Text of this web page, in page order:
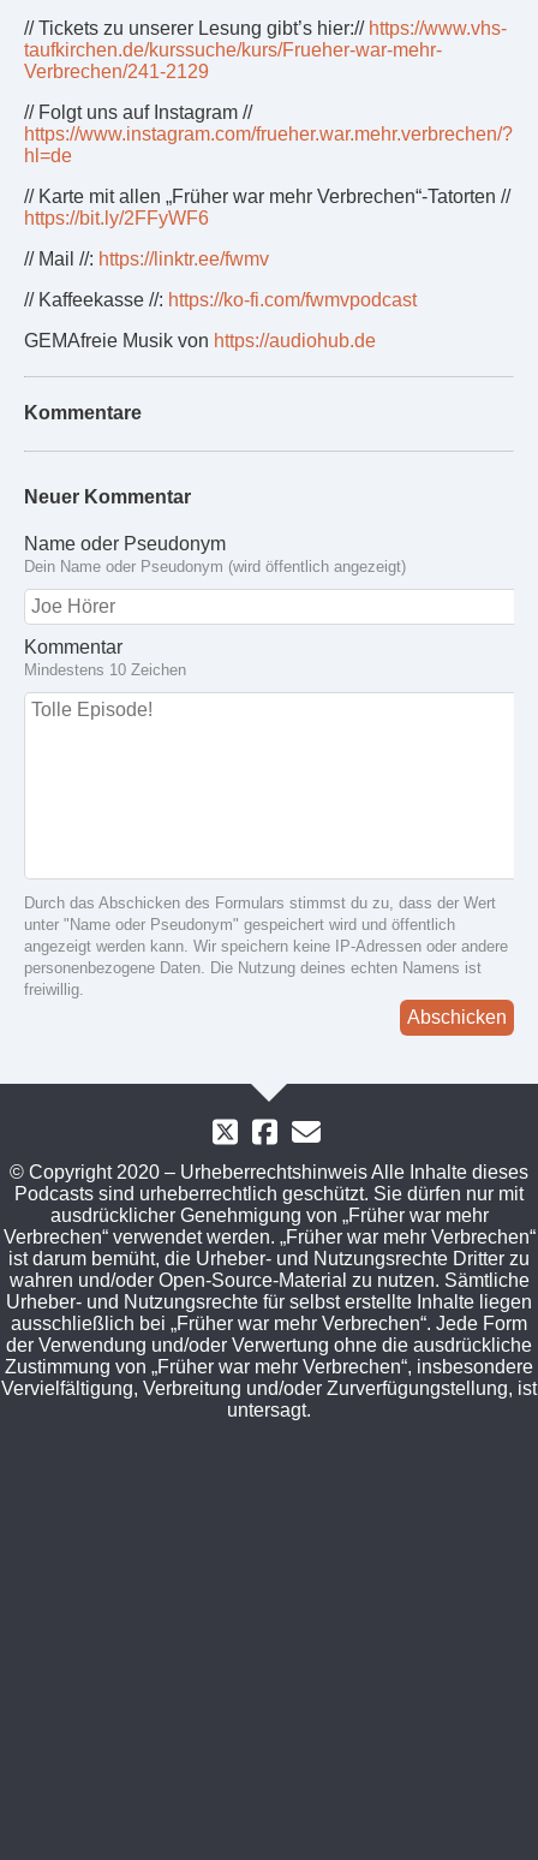
// Tickets zu unserer Lesung gibt’s hier:// https://www.vhs-
taufkirchen.de/kurssuche/kurs/Frueher-war-mehr-
Verbrechen/241-2129
// Folgt uns auf Instagram //
https://www.instagram.com/frueher.war.mehr.verbrechen/?
hl=de
// Karte mit allen „Früher war mehr Verbrechen“-Tatorten //
https://bit.ly/2FFyWF6
// Mail //: https://linktr.ee/fwmv
// Kaffeekasse //: https://ko-fi.com/fwmvpodcast
GEMAfreie Musik von https://audiohub.de
Kommentare
Neuer Kommentar
Name oder Pseudonym
Dein Name oder Pseudonym (wird öffentlich angezeigt)
Kommentar
Mindestens 10 Zeichen
Durch das Abschicken des Formulars stimmst du zu, dass der Wert
unter "Name oder Pseudonym" gespeichert wird und öffentlich
angezeigt werden kann. Wir speichern keine IP-Adressen oder andere
personenbezogene Daten. Die Nutzung deines echten Namens ist
freiwillig.
Abschicken
© Copyright 2020 – Urheberrechtshinweis Alle Inhalte dieses
Podcasts sind urheberrechtlich geschützt. Sie dürfen nur mit
ausdrücklicher Genehmigung von „Früher war mehr
Verbrechen“ verwendet werden. „Früher war mehr Verbrechen“
ist darum bemüht, die Urheber- und Nutzungsrechte Dritter zu
wahren und/oder Open-Source-Material zu nutzen. Sämtliche
Urheber- und Nutzungsrechte für selbst erstellte Inhalte liegen
ausschließlich bei „Früher war mehr Verbrechen“. Jede Form
der Verwendung und/oder Verwertung ohne die ausdrückliche
Zustimmung von „Früher war mehr Verbrechen“, insbesondere
Vervielfältigung, Verbreitung und/oder Zurverfügungstellung, ist
untersagt.